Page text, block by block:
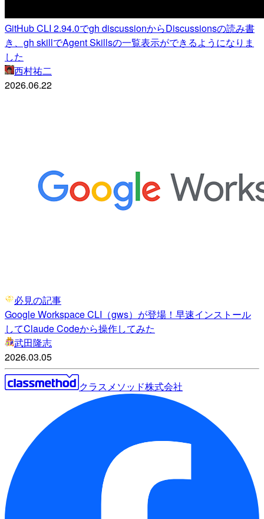
GitHub CLI 2.94.0でgh discussionからDiscussionsの読み書
き、gh skillでAgent Skillsの一覧表示ができるようになりま
した
西村祐二
2026.06.22
必見の記事
Google Workspace CLI（gws）が登場！早速インストール
してClaude Codeから操作してみた
武田隆志
2026.03.05
クラスメソッド株式会社